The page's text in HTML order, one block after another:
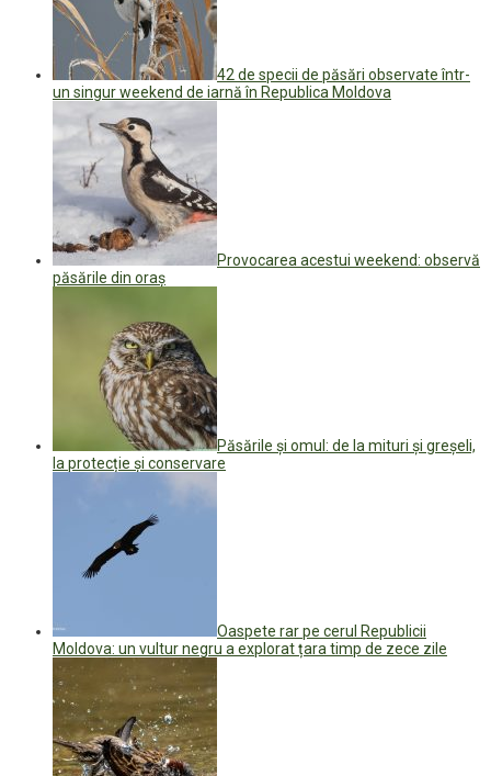
42 de specii de păsări observate într-
un singur weekend de iarnă în Republica Moldova
Provocarea acestui weekend: observă
păsările din oraș
Păsările și omul: de la mituri și greșeli,
la protecție și conservare
Oaspete rar pe cerul Republicii
Moldova: un vultur negru a explorat țara timp de zece zile